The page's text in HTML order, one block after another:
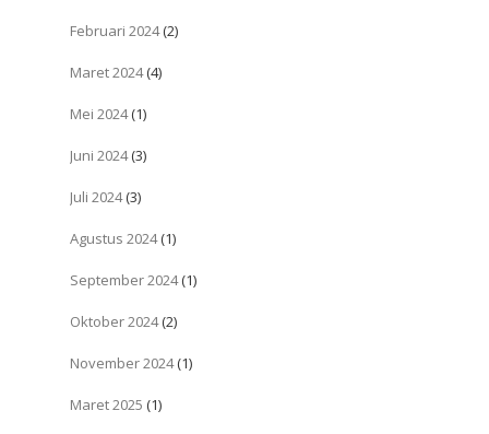
Februari 2024(2)
Maret 2024(4)
Mei 2024(1)
Juni 2024(3)
Juli 2024(3)
Agustus 2024(1)
September 2024(1)
Oktober 2024(2)
November 2024(1)
Maret 2025 (1)